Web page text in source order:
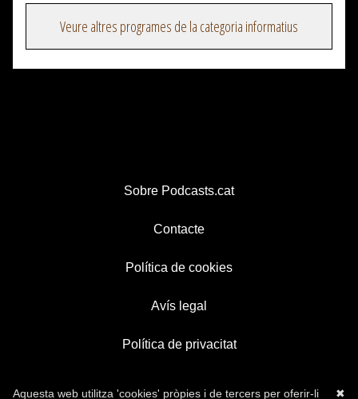
Veure altres programes de la categoria informatius
Sobre Podcasts.cat
Contacte
Política de cookies
Avís legal
Política de privacitat
✖
Aquesta web utilitza 'cookies' pròpies i de tercers per oferir-li